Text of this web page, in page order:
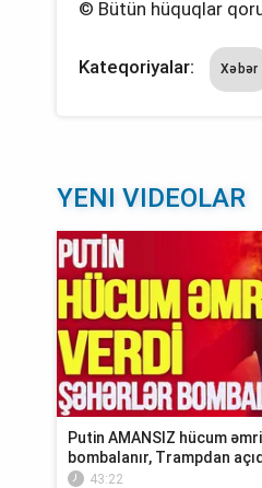
© Bütün hüquqlar
Kateqoriyalar: Xəbər
YENI VIDEOLAR
Putin AMANSIZ hücum
bombalanır, Trampdan
43:22